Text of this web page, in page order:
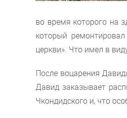
во время которого на
который
церкви». Что имел в
После воцарения
Давид заказывает
Чкондидского и, что